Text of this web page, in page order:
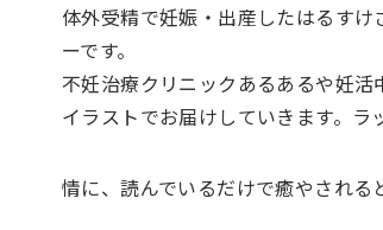
体外受精で妊娠・出産したはるす
ーです。
不妊治療クリニックあるあるや妊
イラストでお届けしていきます。ラ
情に、読んでいるだけで癒やされる